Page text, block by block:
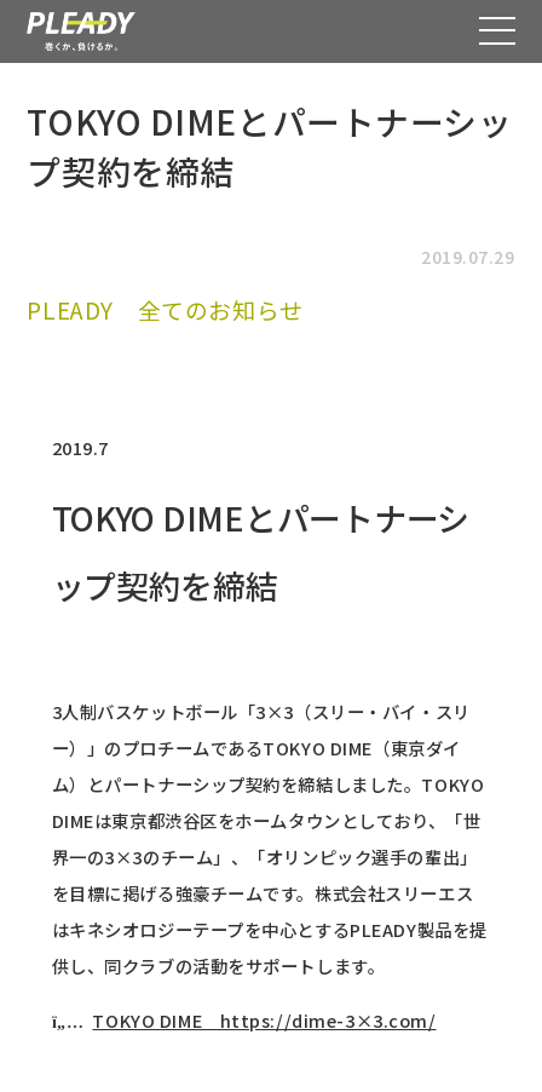
TOKYO DIMEとパートナーシッ
プ契約を締結
2019.07.29
PLEADY 全てのお知らせ
2019.7
TOKYO DIMEとパートナーシ
ップ契約を締結
3人制バスケットボール「3×3（スリー・バイ・スリ
ー）」のプロチームであるTOKYO DIME（東京ダイ
ム）とパートナーシップ契約を締結しました。TOKYO
DIMEは東京都渋谷区をホームタウンとしており、「世
界一の3×3のチーム」、「オリンピック選手の輩出」
を目標に掲げる強豪チームです。株式会社スリーエス
はキネシオロジーテープを中心とするPLEADY製品を提
供し、同クラブの活動をサポートします。
TOKYO DIME https://dime-3×3.com/